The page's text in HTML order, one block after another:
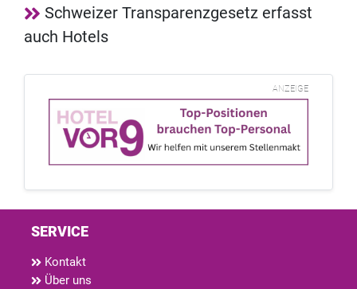
Schweizer Transparenzgesetz erfasst
auch Hotels
ANZEIGE
SERVICE
Kontakt
Über uns